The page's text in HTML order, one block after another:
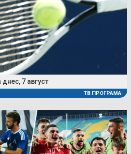
7 август
ТВ ПРОГРАМА